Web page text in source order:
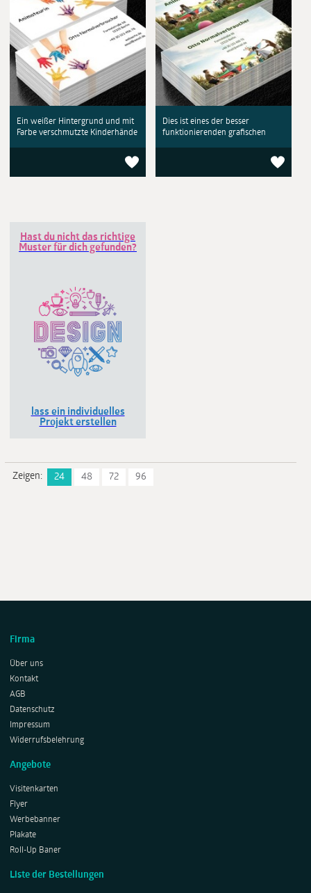
Ein weißer Hintergrund und mit
Farbe verschmutzte Kinderhände
Dies ist eines der besser
funktionierenden grafischen
Hast du nicht das richtige
Muster für dich gefunden?
lass ein individuelles
Projekt erstellen
Zeigen: 24 48 72 96
Firma
Über uns
Kontakt
AGB
Datenschutz
Impressum
Widerrufsbelehrung
Angebote
Visitenkarten
Flyer
Werbebanner
Plakate
Roll-Up Baner
Liste der Bestellungen